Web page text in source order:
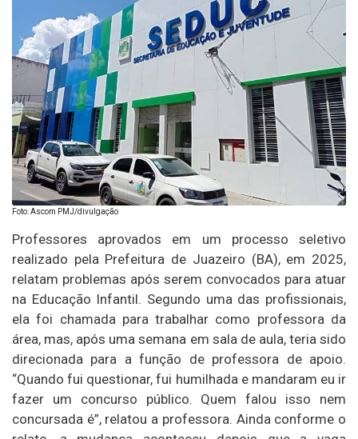
Foto: Ascom PMJ/divulgação
Professores aprovados em um processo seletivo
realizado pela Prefeitura de Juazeiro (BA), em 2025,
relatam problemas após serem convocados para atuar
na Educação Infantil. Segundo uma das profissionais,
ela foi chamada para trabalhar como professora da
área, mas, após uma semana em sala de aula, teria sido
direcionada para a função de professora de apoio.
“Quando fui questionar, fui humilhada e mandaram eu ir
fazer um concurso público. Quem falou isso nem
concursada é”, relatou a professora. Ainda conforme o